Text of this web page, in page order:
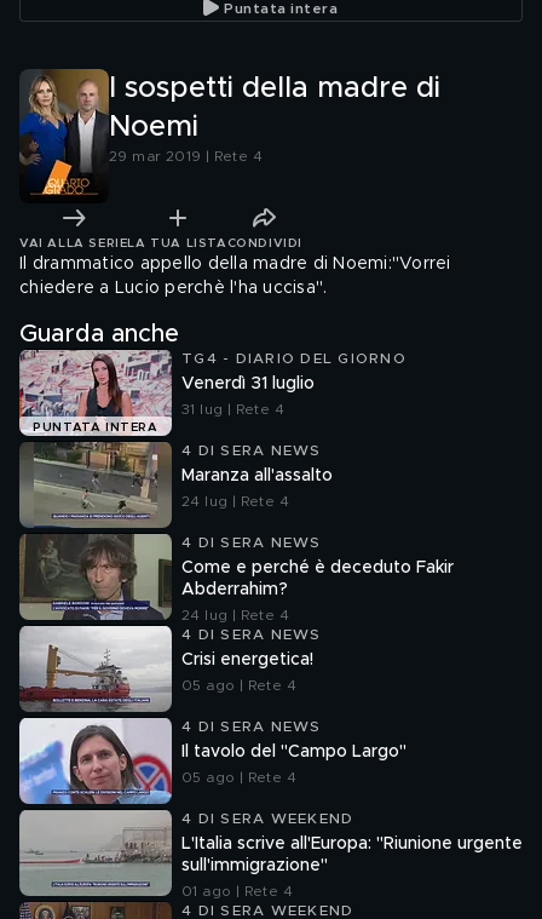
Puntata intera
I sospetti della madre di
Noemi
29 mar 2019 | Rete 4
VAI ALLA SERIE LA TUA LISTA CONDIVIDI
Il drammatico appello della madre di Noemi:"Vorrei
chiedere a Lucio perchè l'ha uccisa".
Guarda anche
PUNTATA INTERA
TG4 - DIARIO DEL GIORNO
Venerdì 31 luglio
31 lug | Rete 4
4 DI SERA NEWS
Maranza all'assalto
24 lug | Rete 4
4 DI SERA NEWS
Come e perché è deceduto Fakir
Abderrahim?
24 lug | Rete 4
4 DI SERA NEWS
Crisi energetica!
05 ago | Rete 4
4 DI SERA NEWS
Il tavolo del "Campo Largo"
05 ago | Rete 4
4 DI SERA WEEKEND
L'Italia scrive all'Europa: "Riunione urgente
sull'immigrazione"
01 ago | Rete 4
4 DI SERA WEEKEND